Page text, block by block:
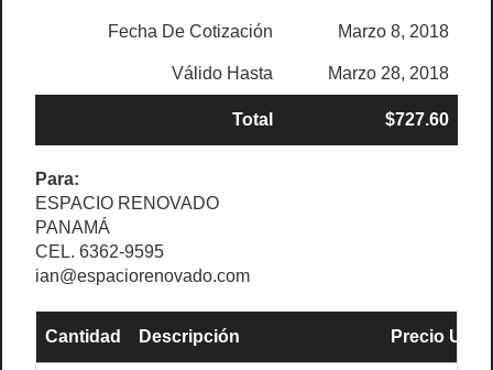
Fecha De Cotización Marzo 8, 2018
Válido Hasta Marzo 28, 2018
Total $727.60
Para:
ESPACIO RENOVADO
PANAMÁ
CEL. 6362-9595
ian@espaciorenovado.com
Cantidad Descripción Precio Unit.